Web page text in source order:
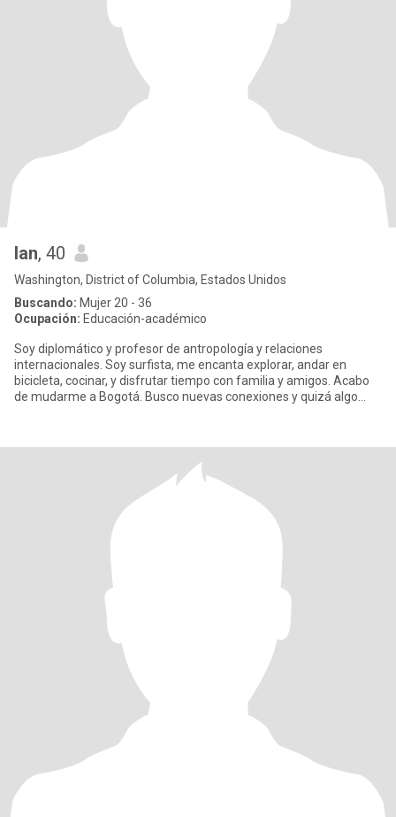
Ian, 40
Washington, District of Columbia, Estados Unidos
Buscando: Mujer 20 - 36
Ocupación: Educación-académico
Soy diplomático y profesor de antropología y relaciones
internacionales. Soy surfista, me encanta explorar, andar en
bicicleta, cocinar, y disfrutar tiempo con familia y amigos. Acabo
de mudarme a Bogotá. Busco nuevas conexiones y quizá algo